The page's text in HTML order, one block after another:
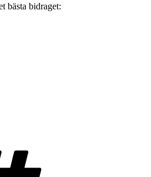
bästa bidraget: